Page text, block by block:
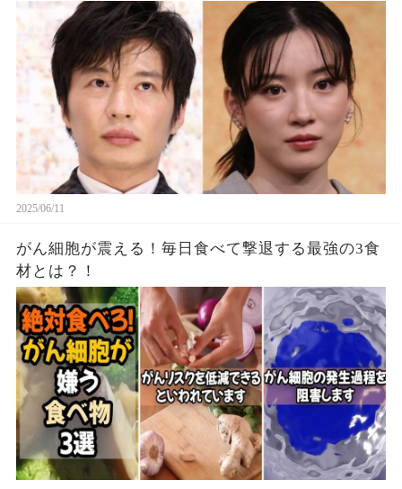
2025/06/11
がん細胞が震える！毎日食べて撃退する最強の3食
材とは？！